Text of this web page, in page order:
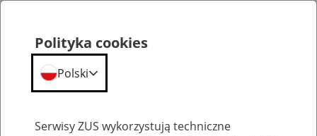
Polityka cookies
Polski
Serwisy ZUS wykorzystują techniczne